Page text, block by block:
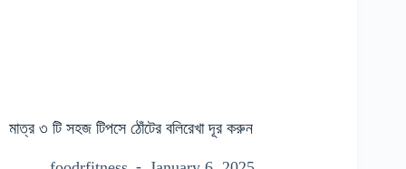
মাত্র ৩ টি সহজ টিপসে ঠোঁটের বলিরেখা দূর করুন